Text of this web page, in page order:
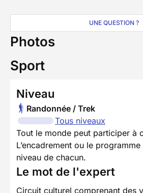
UNE QUESTION ?
Photos
Sport
Niveau
Randonnée / Trek
Tous niveaux
Tout le monde peut participer à
L’encadrement ou le
niveau de chacun.
Le mot de l'expert
Circuit culturel comprenant des